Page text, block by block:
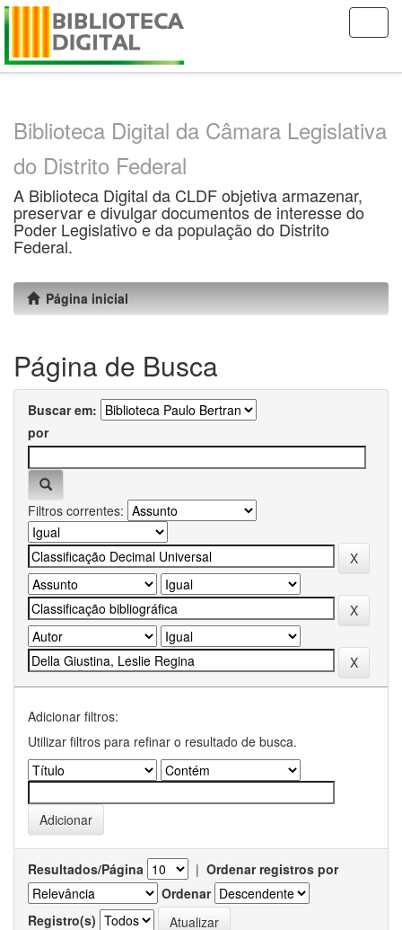
Skip
Biblioteca Digital da Câmara Legislativa
do Distrito Federal
A Biblioteca Digital da CLDF objetiva armazenar,
preservar e divulgar documentos de interesse do
Poder Legislativo e da população do Distrito
Federal.
Página inicial
Página de Busca
Buscar em:
por
Filtros correntes:
Adicionar filtros:
Utilizar filtros para refinar o resultado de busca.
Resultados/Página | Ordenar registros por
Ordenar
Registro(s)